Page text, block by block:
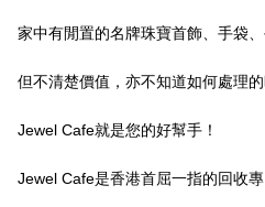
家中有閒置的名牌珠寶首飾、手袋、
但不清楚價值，亦不知道如何處理的
Jewel Cafe就是您的好幫手！
Jewel Cafe是香港首屈一指的回收專